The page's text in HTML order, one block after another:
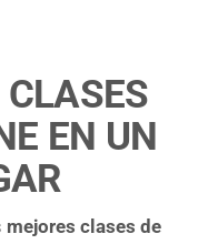
EN UN
mejores clases de